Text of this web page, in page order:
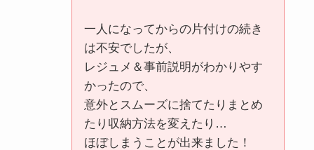
一人になってからの片付けの続き
は不安でしたが、
レジュメ＆事前説明がわかりやす
かったので、
意外とスムーズに捨てたりまとめ
たり収納方法を変えたり…
ほぼしまうことが出来ました！